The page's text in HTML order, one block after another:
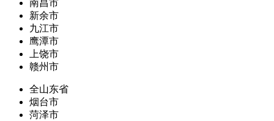
南昌市
新余市
九江市
鹰潭市
上饶市
赣州市
全山东省
烟台市
菏泽市